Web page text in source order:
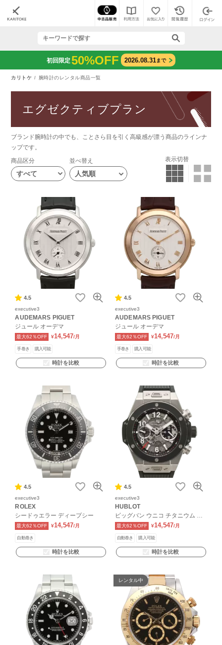
初回限定50%OFF 2026.08.31まで
カリトケ 腕時計のレンタル商品一覧
エグゼクティブプラン
ブランド腕時計の中でも、ことさら目を引く高級感が漂う商品のラインナ
ップです。
商品区分
すべて
並べ替え 表示切替
4.5
executive3
AUDEMARS PIGUET
ジュール オーデマ
最大62％OFF ¥14,547/月
手巻き 購入可能
時計を比較
4.5
executive3
AUDEMARS PIGUET
ジュール オーデマ
最大62％OFF ¥14,547/月
手巻き 購入可能
時計を比較
4.5
executive3
ROLEX
シードゥエラー ディープシー
最大62％OFF ¥14,547/月
自動巻き
時計を比較
4.5
executive3
HUBLOT
ビッグバン ウニコ チタニウム セ
ラミック
最大62％OFF ¥14,547/月
自動巻き 購入可能
時計を比較
レンタル中